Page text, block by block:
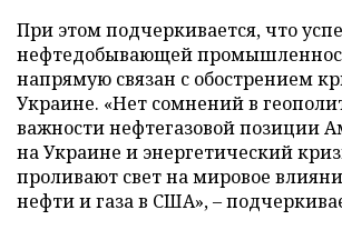
При этом подчеркивается, что
нефтедобывающей
напрямую связан с обострением
Украине. «Нет сомнений в
важности нефтегазовой позиции
на Украине и энергетический
проливают свет на мировое
нефти и газа в США», –